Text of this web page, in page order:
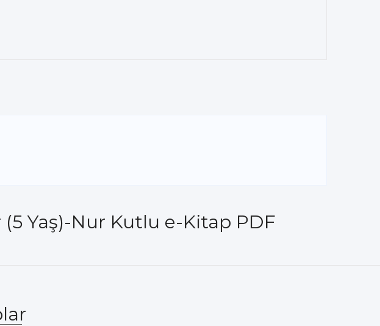
Yaş)-Nur Kutlu e-Kitap PDF